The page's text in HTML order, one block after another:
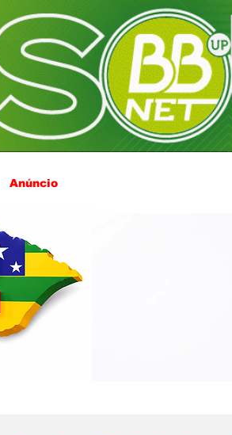
Anúncio